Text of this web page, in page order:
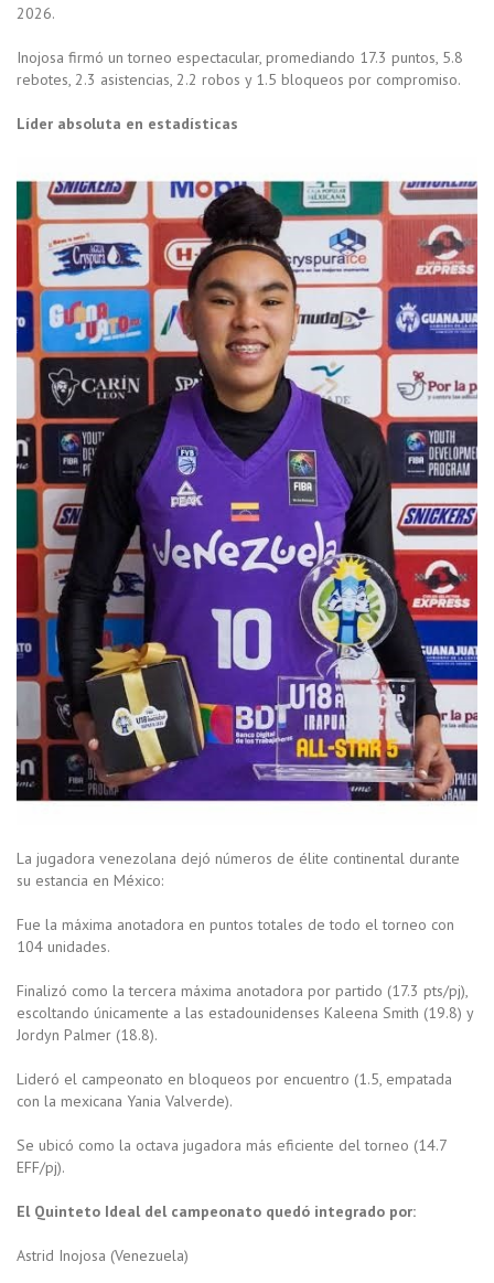
2026.
Inojosa firmó un torneo espectacular, promediando 17.3 puntos, 5.8
rebotes, 2.3 asistencias, 2.2 robos y 1.5 bloqueos por compromiso.
Líder absoluta en estadísticas
La jugadora venezolana dejó números de élite continental durante
su estancia en México:
Fue la máxima anotadora en puntos totales de todo el torneo con
104 unidades.
Finalizó como la tercera máxima anotadora por partido (17.3 pts/pj),
escoltando únicamente a las estadounidenses Kaleena Smith (19.8) y
Jordyn Palmer (18.8).
Lideró el campeonato en bloqueos por encuentro (1.5, empatada
con la mexicana Yania Valverde).
Se ubicó como la octava jugadora más eficiente del torneo (14.7
EFF/pj).
El Quinteto Ideal del campeonato quedó integrado por:
Astrid Inojosa (Venezuela)